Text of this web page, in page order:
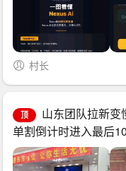
村长
顶
山东团队拉新变
单割倒计时进入最后